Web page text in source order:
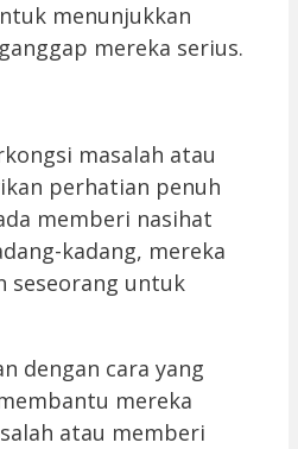
menunjukkan
mereka serius.
masalah atau
perhatian penuh
memberi nasihat
kadang, mereka
seseorang untuk
dengan cara yang
mereka
atau memberi